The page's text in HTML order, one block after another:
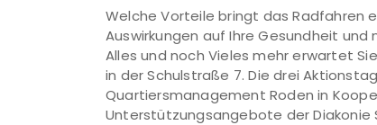
Welche Vorteile bringt das Radfahren
Auswirkungen auf Ihre Gesundheit
Alles und noch Vieles mehr erwartet
in der Schulstraße 7. Die drei
Quartiersmanagement Roden in
Unterstützungsangebote der Diakonie